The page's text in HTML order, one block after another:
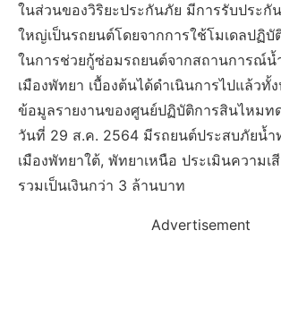
ในส่วนของวิริยะประกันภัย มีการรับประกั
ใหญ่เป็นรถยนต์โดยจากการใช้โมเดลปฏิบั
ในการช่วยกู้ซ่อมรถยนต์จากสถานการณ์
เมืองพัทยา เบื้องต้นได้ดำเนินการไปแล้วทั้
ข้อมูลรายงานของศูนย์ปฏิบัติการสินไหม
วันที่ 29 ส.ค. 2564 มีรถยนต์ประสบภัยน้
เมืองพัทยาใต้, พัทยาเหนือ ประเมินความเ
รวมเป็นเงินกว่า 3 ล้านบาท
Advertisement